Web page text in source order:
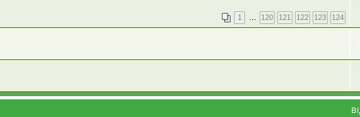
1 … 120 121 122 123 124